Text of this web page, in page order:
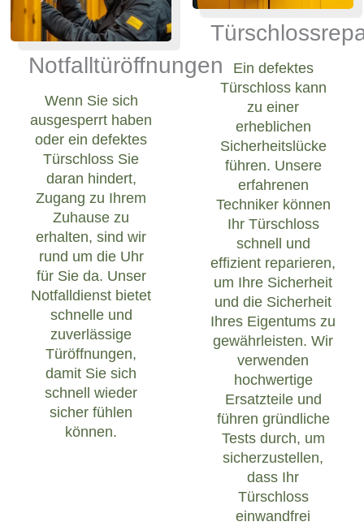
Notfalltüröffnungen
Wenn Sie sich
ausgesperrt haben
oder ein defektes
Türschloss Sie
daran hindert,
Zugang zu Ihrem
Zuhause zu
erhalten, sind wir
rund um die Uhr
für Sie da. Unser
Notfalldienst bietet
schnelle und
zuverlässige
Türöffnungen,
damit Sie sich
schnell wieder
sicher fühlen
können.
Ein defektes
Türschloss kann
zu einer
erheblichen
Sicherheitslücke
führen. Unsere
erfahrenen
Techniker können
Ihr Türschloss
schnell und
effizient reparieren,
um Ihre Sicherheit
und die Sicherheit
Ihres Eigentums zu
gewährleisten. Wir
verwenden
hochwertige
Ersatzteile und
führen gründliche
Tests durch, um
sicherzustellen,
dass Ihr
Türschloss
einwandfrei